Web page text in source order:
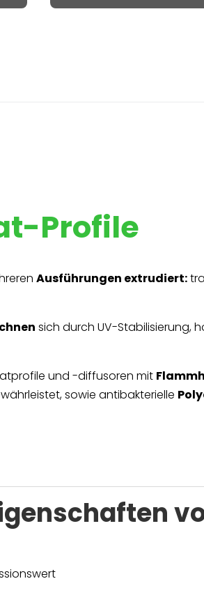
Profile
Ausführungen extrudiert:
sich durch UV-Stabilisierung,
und -diffusoren mit
sowie antibakterielle